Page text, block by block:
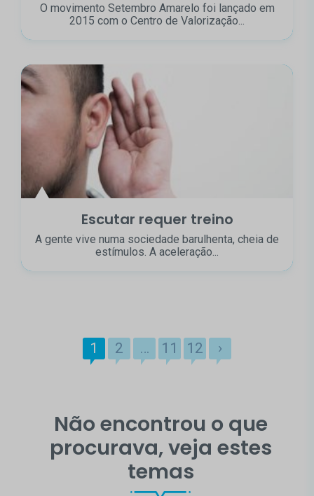
O movimento Setembro Amarelo foi lançado em
2015 com o Centro de Valorização...
Escutar requer treino
A gente vive numa sociedade barulhenta, cheia de
estímulos. A aceleração...
1 2 … 11 12 ›
Não encontrou o que
procurava, veja estes
temas